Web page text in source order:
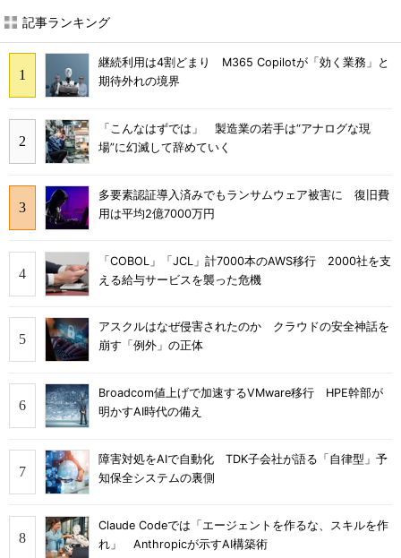
記事ランキング
継続利用は4割どまり M365 Copilotが「効く業務」と
期待外れの境界
「こんなはずでは」 製造業の若手は“アナログな現
場”に幻滅して辞めていく
多要素認証導入済みでもランサムウェア被害に 復旧費
用は平均2億7000万円
「COBOL」「JCL」計7000本のAWS移行 2000社を支
える給与サービスを襲った危機
アスクルはなぜ侵害されたのか クラウドの安全神話を
崩す「例外」の正体
Broadcom値上げで加速するVMware移行 HPE幹部が
明かすAI時代の備え
障害対処をAIで自動化 TDK子会社が語る「自律型」予
知保全システムの裏側
Claude Codeでは「エージェントを作るな、スキルを作
れ」 Anthropicが示すAI構築術